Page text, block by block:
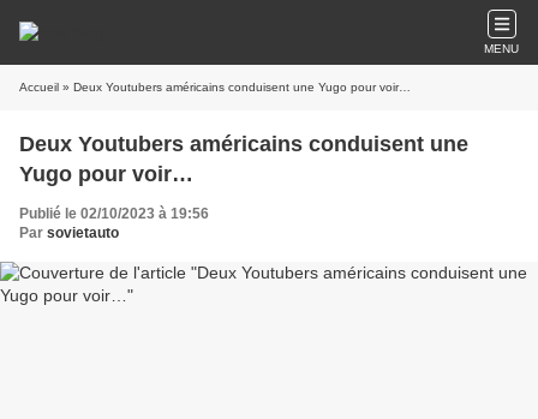
MENU
Accueil » Deux Youtubers américains conduisent une Yugo pour voir…
Deux Youtubers américains conduisent une
Yugo pour voir…
Publié le 02/10/2023 à 19:56
Par sovietauto